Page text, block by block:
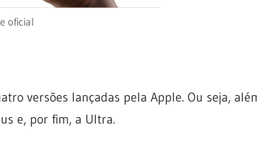
oficial
versões lançadas pela Apple. Ou seja,
e, por fim, a Ultra.